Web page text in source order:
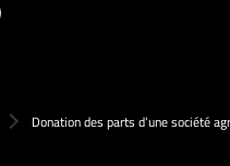
Donation des parts d’une société